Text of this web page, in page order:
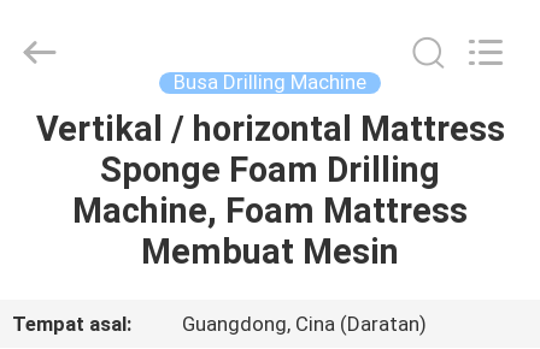
RUMAH
PRODUK
KAMI
equipment
Reserved.
Busa Drilling Machine
Vertikal / horizontal Mattress
Sponge Foam Drilling
Machine, Foam Mattress
Membuat Mesin
Tempat asal:
Guangdong, Cina (Daratan)